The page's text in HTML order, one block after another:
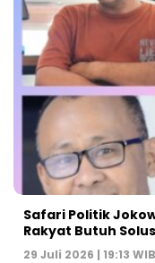
Safari Politik
Rakyat Butuh
29 Juli 2026 | 19:13 WIB